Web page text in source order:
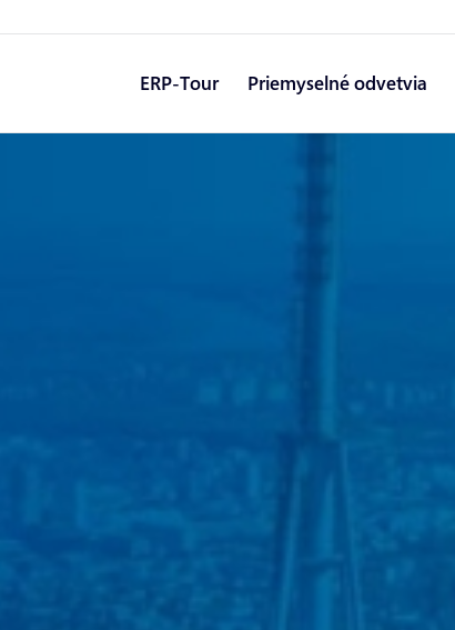
ERP-Tour Priemyselné odvetvia